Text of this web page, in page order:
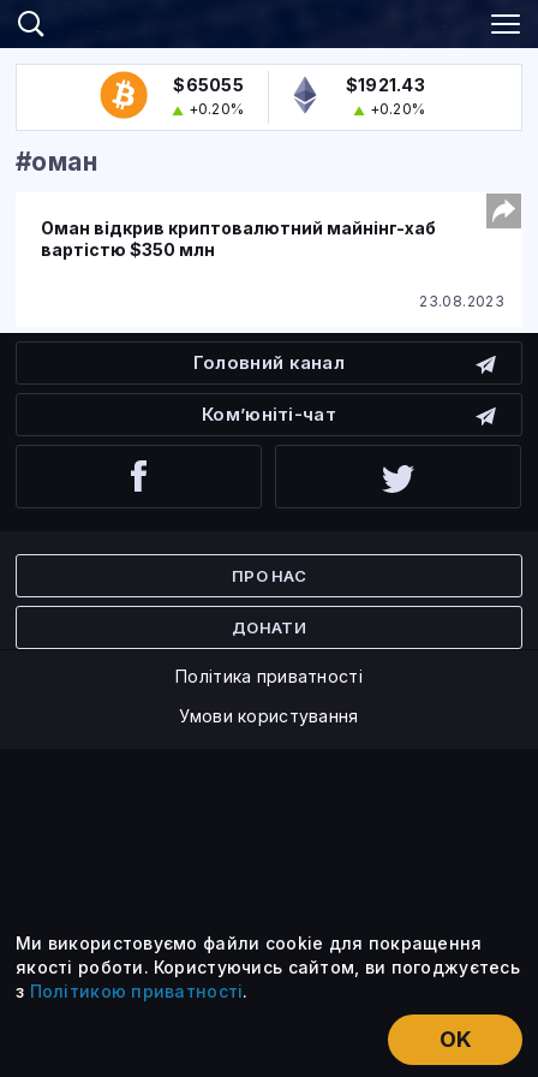
КУРСИ КРИПТОВАЛЮТ
$65055
+0.20%
$1921.43
+0.20%
#оман
Оман відкрив криптовалютний майнінг-хаб
вартістю $350 млн
23.08.2023
Головний канал
Ком’юніті-чат
ПРО НАС
ДОНАТИ
Політика приватності
Умови користування
©2014 — 2026
Усі опубліковані матеріали належать ForkLog. Ви можете
передруковувати їх тільки після узгодження із редакцією та
вказанням активного посилання на ForkLog.
Ми використовуємо файли cookie для покращення
якості роботи. Користуючись сайтом, ви погоджуєтесь
з Політикою приватності.
OK